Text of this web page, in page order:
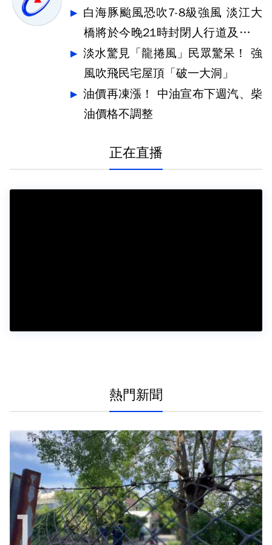
白海豚颱風恐吹7-8級強風 淡江大
橋將於今晚21時封閉人行道及機車
道
淡水驚見「龍捲風」民眾驚呆！ 強
風吹飛民宅屋頂「破一大洞」
油價再凍漲！ 中油宣布下週汽、柴
油價格不調整
正在直播
熱門新聞